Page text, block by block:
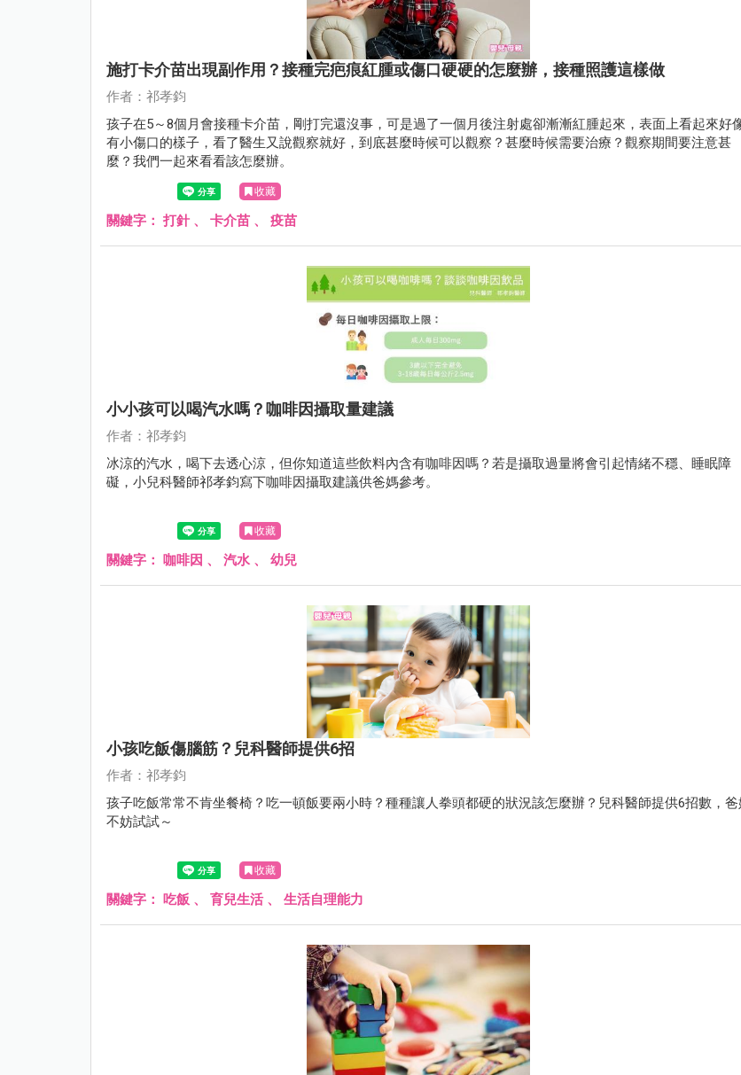
施打卡介苗出現副作用？接種完疤痕紅腫或傷口硬硬的怎麼辦，接種照護這樣做
作者：祁孝鈞
孩子在5～8個月會接種卡介苗，剛打完還沒事，可是過了一個月後注射處卻漸漸紅腫起來，表面上看起來好
有小傷口的樣子，看了醫生又說觀察就好，到底甚麼時候可以觀察？甚麼時候需要治療？觀察期間要注意甚
麼？我們一起來看看該怎麼辦。
收藏
關鍵字： 打針 、 卡介苗 、 疫苗
小小孩可以喝汽水嗎？咖啡因攝取量建議
作者：祁孝鈞
冰涼的汽水，喝下去透心涼，但你知道這些飲料內含有咖啡因嗎？若是攝取過量將會引起情緒不穩、睡眠障
礙，小兒科醫師祁孝鈞寫下咖啡因攝取建議供爸媽參考。
收藏
關鍵字： 咖啡因 、 汽水 、 幼兒
小孩吃飯傷腦筋？兒科醫師提供6招
作者：祁孝鈞
孩子吃飯常常不肯坐餐椅？吃一頓飯要兩小時？種種讓人拳頭都硬的狀況該怎麼辦？兒科醫師提供6招數，爸
不妨試試～
收藏
關鍵字： 吃飯 、 育兒生活、 生活自理能力